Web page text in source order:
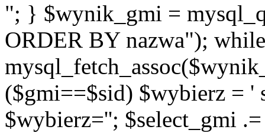
"; } $wynik_gmi =
ORDER BY nazwa");
($gmi==$sid) $wybierz = '
$wybierz=''; $select_gmi